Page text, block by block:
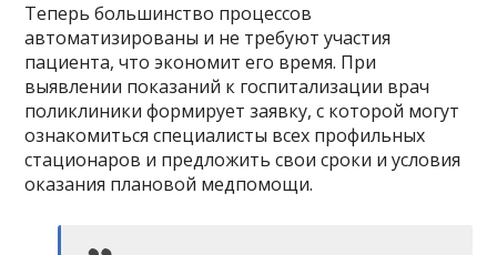
Теперь большинство процессов
автоматизированы и не требуют участия
пациента, что экономит его время. При
выявлении показаний к госпитализации врач
поликлиники формирует заявку, с которой могут
ознакомиться специалисты всех профильных
стационаров и предложить свои сроки и условия
оказания плановой медпомощи.